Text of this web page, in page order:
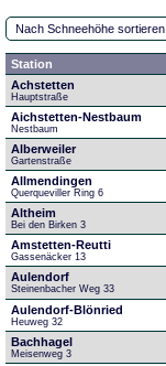
Nach Schneehöhe sortieren
Station
Achstetten
Hauptstraße
Aichstetten-Nestbaum
Nestbaum
Alberweiler
Gartenstraße
Allmendingen
Querqueviller Ring 6
Altheim
Bei den Birken 3
Amstetten-Reutti
Gassenäcker 13
Aulendorf
Steinenbacher Weg 33
Aulendorf-Blönried
Heuweg 32
Bachhagel
Meisenweg 3